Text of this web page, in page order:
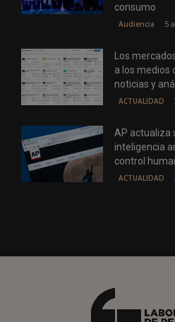
consumo
Audiencia 5
Los
a los medios
noticias y
ACTUALIDAD
AP actualiza
inteligencia
control
ACTUALIDAD